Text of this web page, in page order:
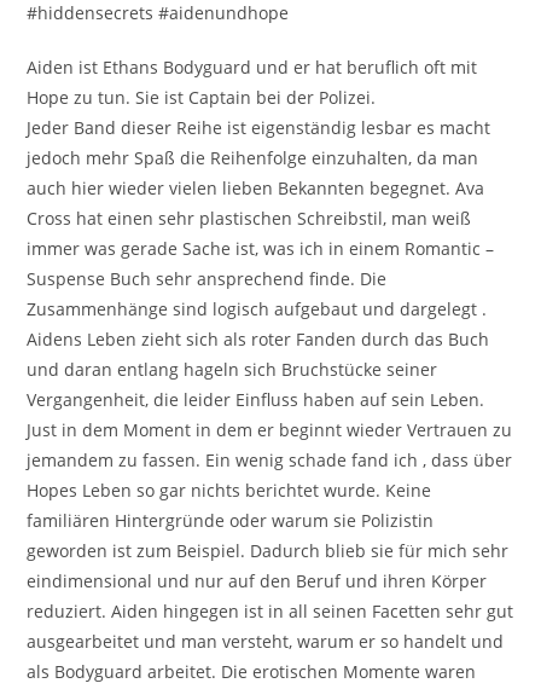
#hiddensecrets #aidenundhope
Aiden ist Ethans Bodyguard und er hat beruflich oft mit
Hope zu tun. Sie ist Captain bei der Polizei.
Jeder Band dieser Reihe ist eigenständig lesbar es macht
jedoch mehr Spaß die Reihenfolge einzuhalten, da man
auch hier wieder vielen lieben Bekannten begegnet. Ava
Cross hat einen sehr plastischen Schreibstil, man weiß
immer was gerade Sache ist, was ich in einem Romantic –
Suspense Buch sehr ansprechend finde. Die
Zusammenhänge sind logisch aufgebaut und dargelegt .
Aidens Leben zieht sich als roter Fanden durch das Buch
und daran entlang hageln sich Bruchstücke seiner
Vergangenheit, die leider Einfluss haben auf sein Leben.
Just in dem Moment in dem er beginnt wieder Vertrauen zu
jemandem zu fassen. Ein wenig schade fand ich , dass über
Hopes Leben so gar nichts berichtet wurde. Keine
familiären Hintergründe oder warum sie Polizistin
geworden ist zum Beispiel. Dadurch blieb sie für mich sehr
eindimensional und nur auf den Beruf und ihren Körper
reduziert. Aiden hingegen ist in all seinen Facetten sehr gut
ausgearbeitet und man versteht, warum er so handelt und
als Bodyguard arbeitet. Die erotischen Momente waren